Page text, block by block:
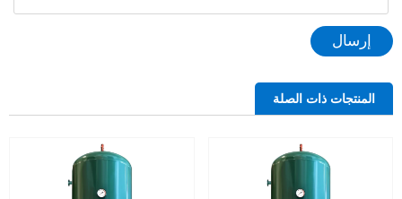
إرسال
المنتجات ذات الصلة